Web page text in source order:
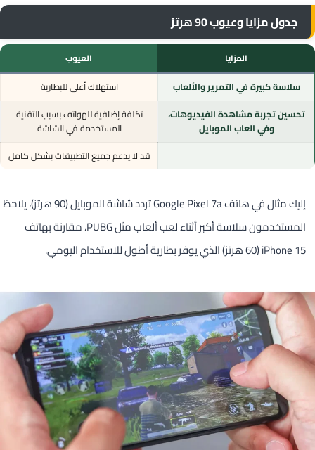
جدول مزايا وعيوب 90 هرتز
المزايا
العيوب
سلاسة كبيرة في التمرير والألعاب
استهلاك أعلى للبطارية
تحسين تجربة مشاهدة الفيديوهات،
وفي العاب الموبايل
تكلفة إضافية للهواتف بسبب التقنية
المستخدمة في الشاشة
قد لا يدعم جميع التطبيقات بشكل كامل
إليك مثال في هاتف Google Pixel 7a تردد شاشة الموبايل (90 هرتز)، يلاحظ
المستخدمون سلاسة أكبر أثناء لعب ألعاب مثل PUBG، مقارنة بهاتف
iPhone 15 (60 هرتز) الذي يوفر بطارية أطول للاستخدام اليومي.